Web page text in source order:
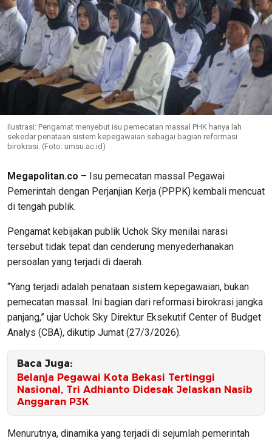
Ilustrasi: Pengamat menyebut isu pemecatan massal PHK hanya lah
sekedar penataan sistem kepegawaian sebagai bagian reformasi
birokrasi. (Foto: umsu.ac.id)
Megapolitan.co – Isu pemecatan massal Pegawai
Pemerintah dengan Perjanjian Kerja (PPPK) kembali mencuat
di tengah publik.
Pengamat kebijakan publik Uchok Sky menilai narasi
tersebut tidak tepat dan cenderung menyederhanakan
persoalan yang terjadi di daerah.
“Yang terjadi adalah penataan sistem kepegawaian, bukan
pemecatan massal. Ini bagian dari reformasi birokrasi jangka
panjang,” ujar Uchok Sky Direktur Eksekutif Center of Budget
Analys (CBA), dikutip Jumat (27/3/2026).
Baca Juga:
Belanja Pegawai Kota Bekasi Tertinggi
Nasional, Tri Adhianto Didesak Jelaskan Nasib
Anggaran P3K
Menurutnya, dinamika yang terjadi di sejumlah pemerintah